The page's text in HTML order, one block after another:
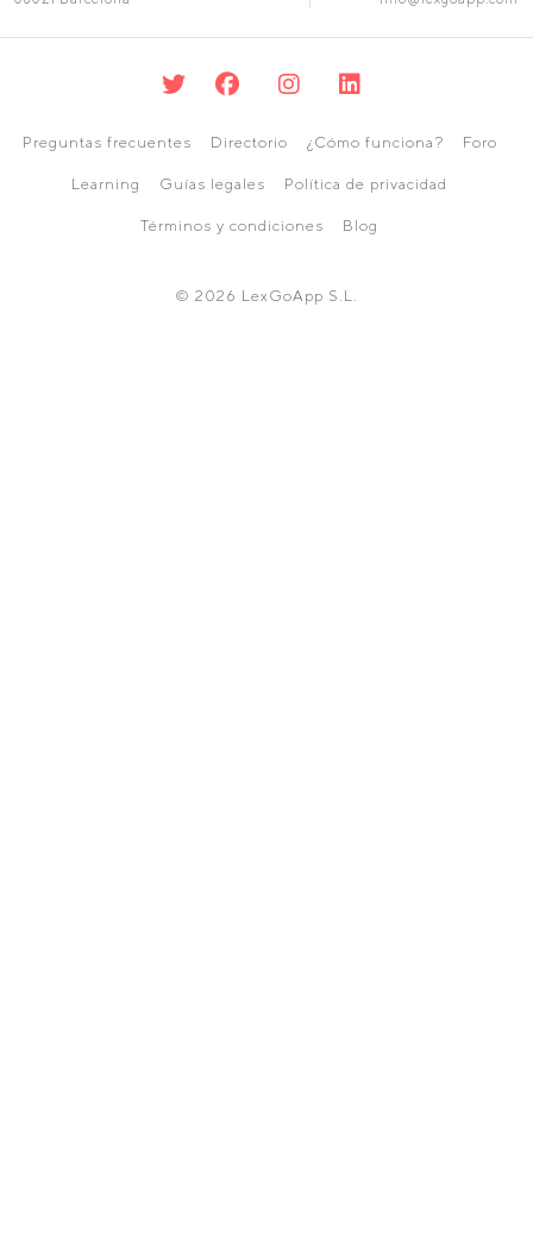
Preguntas frecuentes Directorio ¿Cómo funciona? Foro
Learning Guías legales Política de privacidad
Términos y condiciones Blog
© 2026 LexGoApp S.L.